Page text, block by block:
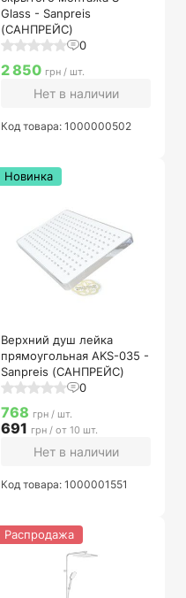
Glass - Sanpreis
(САНПРЕЙС)
0
2 850 грн / шт.
Нет в наличии
Код товара: 1000000502
Верхний душ лейка
прямоугольная AKS-035 -
Sanpreis (САНПРЕЙС)
0
Новинка
768 грн / шт.
691 грн / от 10 шт.
Нет в наличии
Код товара: 1000001551
Распродажа